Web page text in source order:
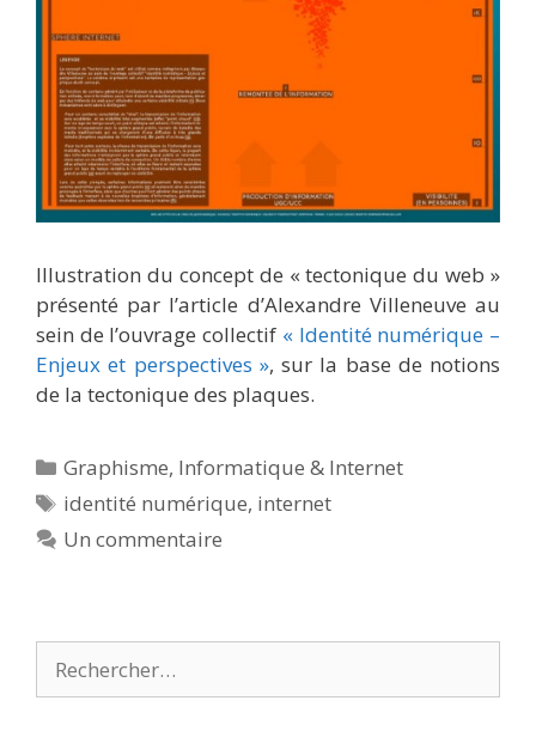
Illustration du concept de « tectonique du web »
présenté par l’article d’Alexandre Villeneuve au
sein de l’ouvrage collectif « Identité numérique –
Enjeux et perspectives », sur la base de notions
de la tectonique des plaques.
Catégories
Graphisme, Informatique & Internet
Étiquettes
identité numérique, internet
Un commentaire